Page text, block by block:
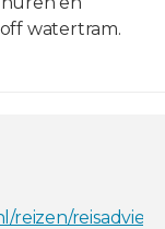
watertram.
reizen/